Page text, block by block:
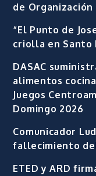
de Organización
“El Punto de
criolla en Santo
DASAC
alimentos
Juegos
Domingo 2026
Comunicador
fallecimiento
ETED y ARD